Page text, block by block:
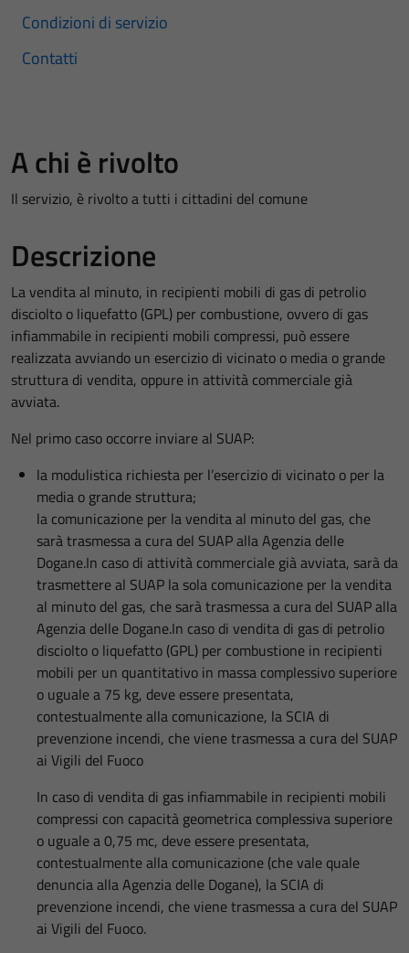
Condizioni di servizio
Contatti
A chi è rivolto
Il servizio, è rivolto a tutti i cittadini del comune
Descrizione
La vendita al minuto, in recipienti mobili di gas di petrolio
disciolto o liquefatto (GPL) per combustione, ovvero di gas
infiammabile in recipienti mobili compressi, può essere
realizzata avviando un esercizio di vicinato o media o grande
struttura di vendita, oppure in attività commerciale già
avviata.
Nel primo caso occorre inviare al SUAP:
la modulistica richiesta per l’esercizio di vicinato o per la
media o grande struttura;
la comunicazione per la vendita al minuto del gas, che
sarà trasmessa a cura del SUAP alla Agenzia delle
Dogane.In caso di attività commerciale già avviata, sarà da
trasmettere al SUAP la sola comunicazione per la vendita
al minuto del gas, che sarà trasmessa a cura del SUAP alla
Agenzia delle Dogane.In caso di vendita di gas di petrolio
disciolto o liquefatto (GPL) per combustione in recipienti
mobili per un quantitativo in massa complessivo superiore
o uguale a 75 kg, deve essere presentata,
contestualmente alla comunicazione, la SCIA di
prevenzione incendi, che viene trasmessa a cura del SUAP
ai Vigili del Fuoco
In caso di vendita di gas infiammabile in recipienti mobili
compressi con capacità geometrica complessiva superiore
o uguale a 0,75 mc, deve essere presentata,
contestualmente alla comunicazione (che vale quale
denuncia alla Agenzia delle Dogane), la SCIA di
prevenzione incendi, che viene trasmessa a cura del SUAP
ai Vigili del Fuoco.